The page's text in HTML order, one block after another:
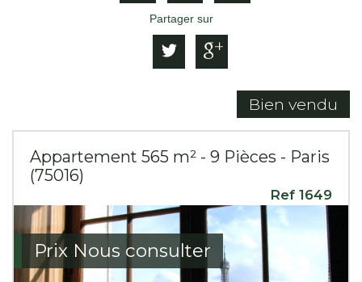
Partager sur
Bien vendu
Appartement 565 m² - 9 Pièces - Paris
(75016)
Ref 1649
Prix Nous consulter